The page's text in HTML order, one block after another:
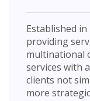
Established
providing
multinational
services with
clients not
more